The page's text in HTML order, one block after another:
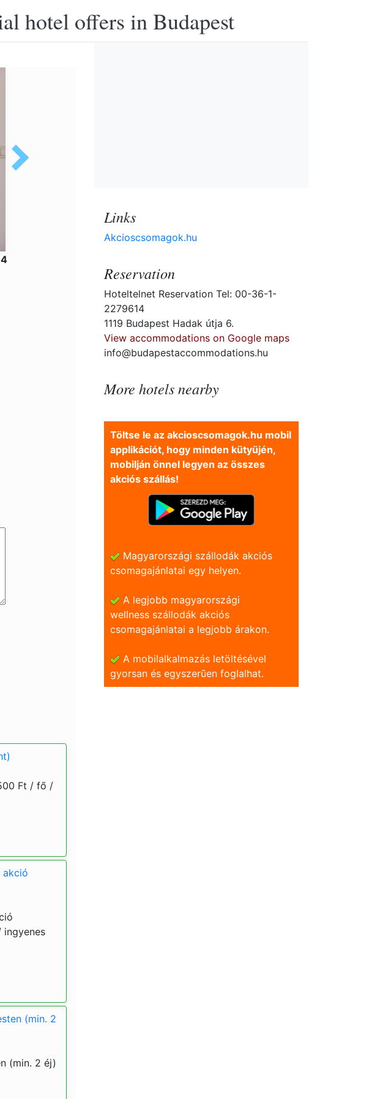
hotel offers in Budapest
Ft / fő /
akció
ingyenes
(min. 2
(min. 2 éj)
Links
Akcioscsomagok.hu
Reservation
Hoteltelnet Reservation Tel: 00-36-1-
2279614
1119 Budapest Hadak útja 6.
View accommodations on Google maps
info@budapestaccommodations.hu
More hotels nearby
Töltse le az akcioscsomagok.hu mobil
applikációt, hogy minden kütyüjén,
mobilján önnel legyen az összes
akciós szállás!
Magyarországi szállodák akciós
csomagajánlatai egy helyen.
A legjobb magyarországi
wellness szállodák akciós
csomagajánlatai a legjobb árakon.
A mobilalkalmazás letöltésével
gyorsan és egyszerũen foglalhat.